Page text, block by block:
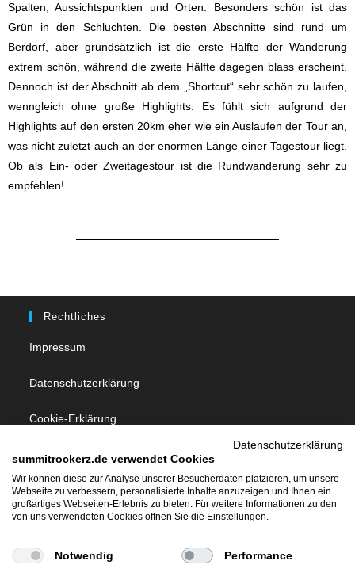
Spalten, Aussichtspunkten und Orten. Besonders schön ist das
Grün in den Schluchten. Die besten Abschnitte sind rund um
Berdorf, aber grundsätzlich ist die erste Hälfte der Wanderung
extrem schön, während die zweite Hälfte dagegen blass erscheint.
Dennoch ist der Abschnitt ab dem „Shortcut“ sehr schön zu laufen,
wenngleich ohne große Highlights. Es fühlt sich aufgrund der
Highlights auf den ersten 20km eher wie ein Auslaufen der Tour an,
was nicht zuletzt auch an der enormen Länge einer Tagestour liegt.
Ob als Ein- oder Zweitagestour ist die Rundwanderung sehr zu
empfehlen!
Rechtliches
Impressum
Datenschutzerklärung
Cookie-Erklärung
Follow Us
Datenschutzerklärung
summitrockerz.de verwendet Cookies
Wir können diese zur Analyse unserer Besucherdaten platzieren, um unsere
Webseite zu verbessern, personalisierte Inhalte anzuzeigen und Ihnen ein
großartiges Webseiten-Erlebnis zu bieten. Für weitere Informationen zu den
von uns verwendeten Cookies öffnen Sie die Einstellungen.
Notwendig Performance